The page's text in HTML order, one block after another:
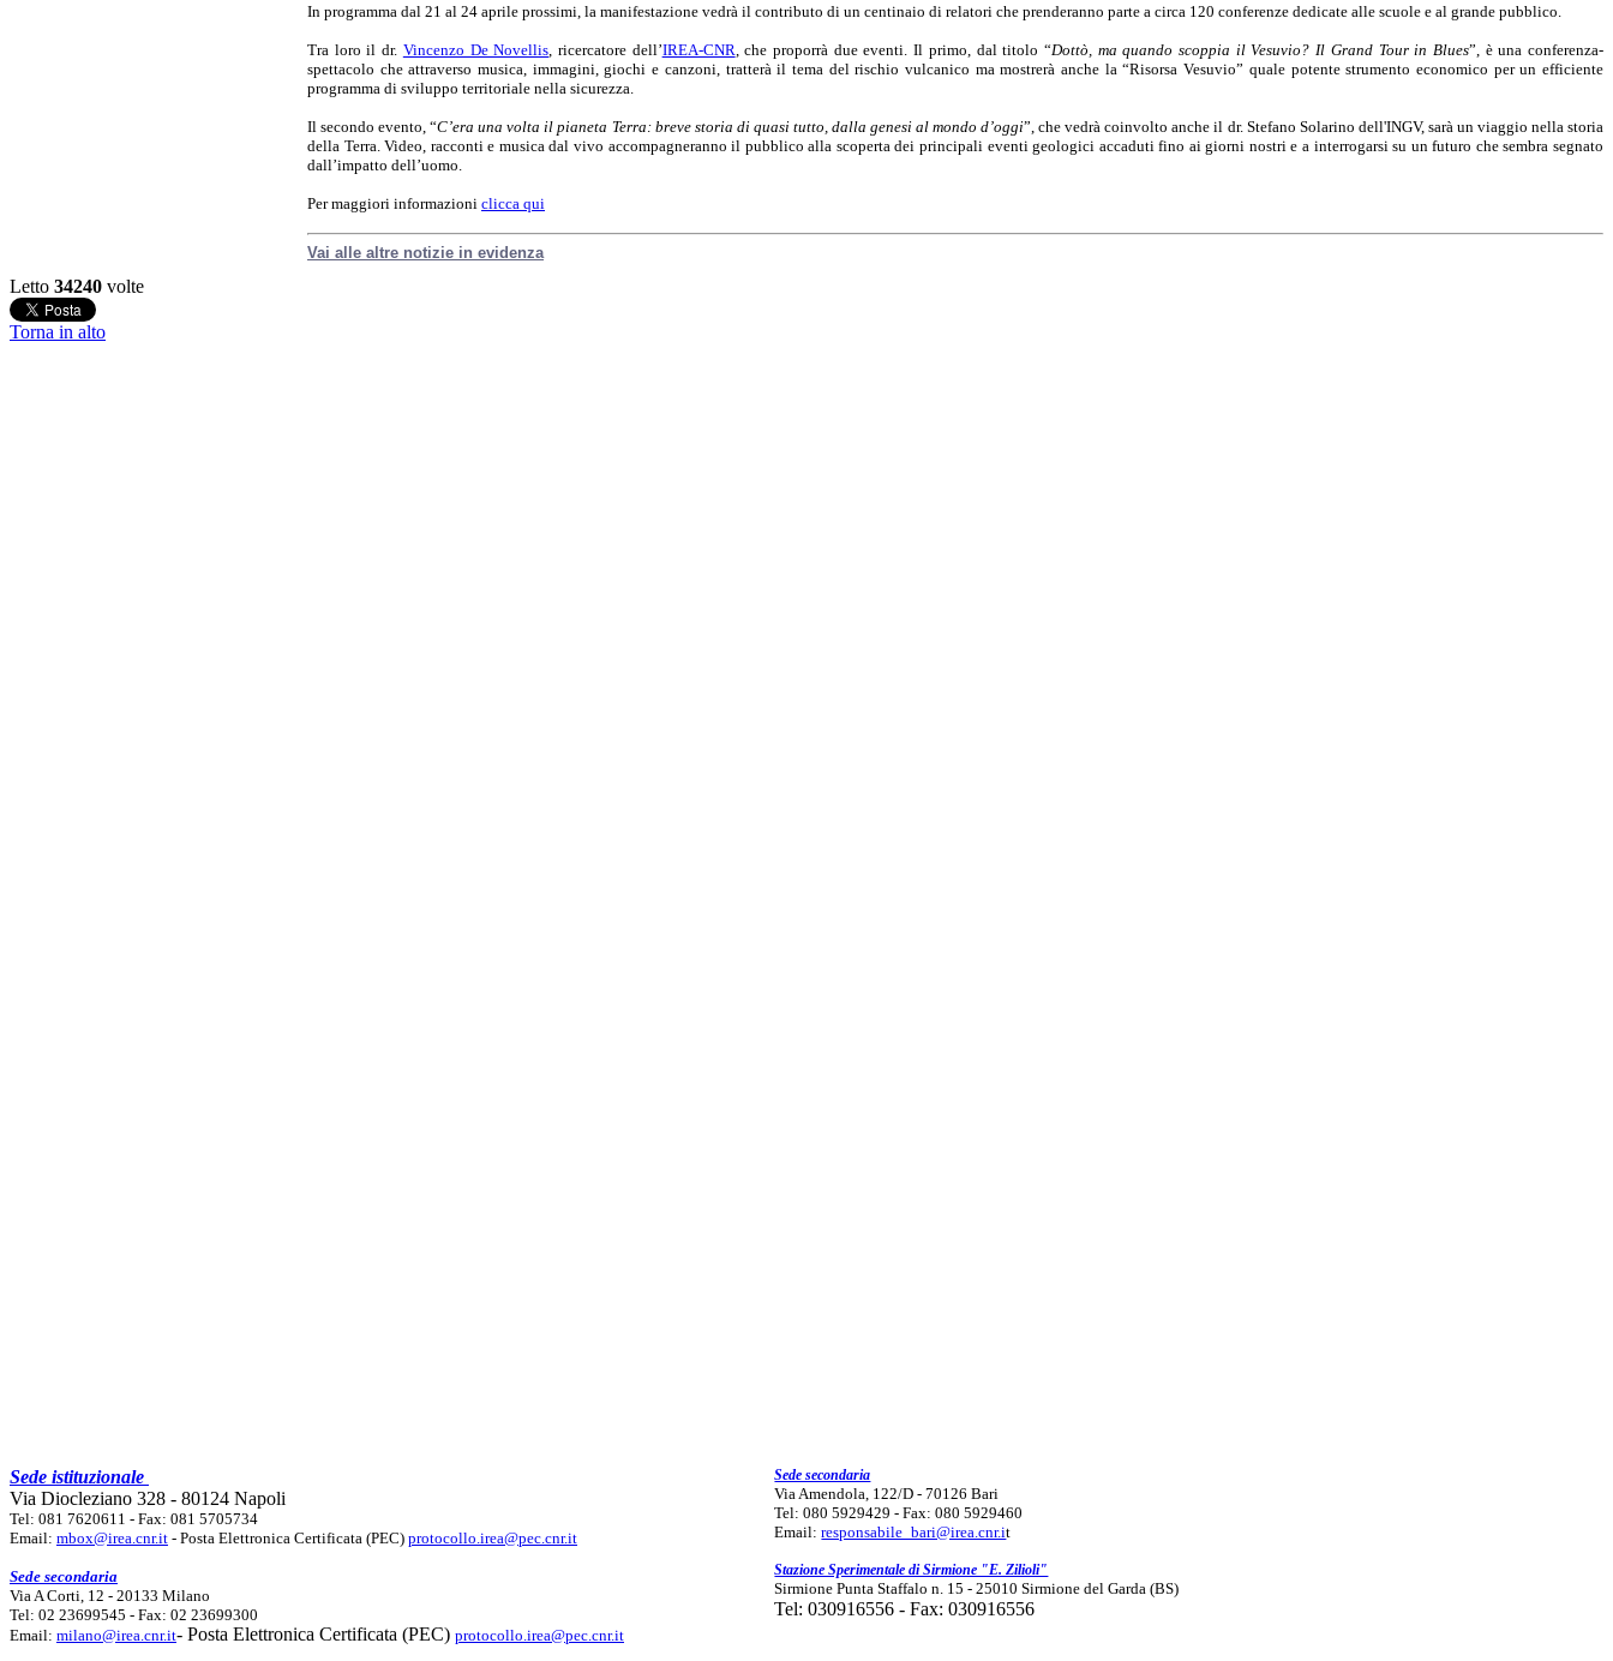
In programma dal 21 al 24 aprile prossimi, la manifestazione vedrà il contributo di un centinaio di relatori che prenderanno parte a circa 120 conferenze dedicate alle scuole e al grande pubblico.
Tra loro il dr. Vincenzo De Novellis , ricercatore dell’IREA-CNR , che proporrà due eventi. Il primo, dal titolo “Dottò, ma quando scoppia il Vesuvio? Il Grand Tour in Blues”, è una conferenza-
spettacolo che attraverso musica, immagini, giochi e canzoni, tratterà il tema del rischio vulcanico ma mostrerà anche la “Risorsa Vesuvio” quale potente strumento economico per un efficiente
programma di sviluppo territoriale nella sicurezza.
Il secondo evento, “C’era una volta il pianeta Terra: breve storia di quasi tutto, dalla genesi al mondo d’oggi”, che vedrà coinvolto anche il dr. Stefano Solarino dell'INGV, sarà un viaggio nella storia
della Terra. Video, racconti e musica dal vivo accompagneranno il pubblico alla scoperta dei principali eventi geologici accaduti fino ai giorni nostri e a interrogarsi su un futuro che sembra segnato
dall’impatto dell’uomo.
Per maggiori informazioni clicca qui
Vai alle altre notizie in evidenza
Letto 34240 volte
Torna in alto
Sede istituzionale
Via Diocleziano 328 - 80124 Napoli
Tel: 081 7620611 - Fax: 081 5705734
Email: mbox@irea.cnr.it - Posta Elettronica Certificata (PEC) protocollo.irea@pec.cnr.it
Sede secondaria
Via A Corti, 12 - 20133 Milano
Tel: 02 23699545 - Fax: 02 23699300
Email: milano@irea.cnr.it- Posta Elettronica Certificata (PEC) protocollo.irea@pec.cnr.it
Sede secondaria
Via Amendola, 122/D - 70126 Bari
Tel: 080 5929429 - Fax: 080 5929460
Email:responsabile_bari@irea.cnr.it
Stazione Sperimentale di Sirmione "E. Zilioli"
Sirmione Punta Staffalo n. 15 - 25010 Sirmione del Garda (BS)
Tel: 030916556 - Fax: 030916556